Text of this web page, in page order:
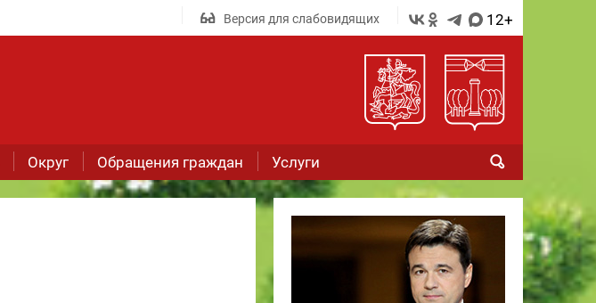
Версия для слабовидящих 12+
Округ Обращения граждан Услуги